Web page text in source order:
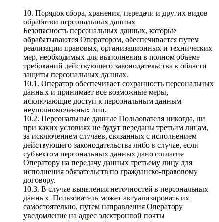
10. Порядок сбора, хранения, передачи и других видов
обработки персональных данных
Безопасность персональных данных, которые
обрабатываются Оператором, обеспечивается путем
реализации правовых, организационных и технических
мер, необходимых для выполнения в полном объеме
требований действующего законодательства в области
защиты персональных данных.
10.1. Оператор обеспечивает сохранность персональных
данных и принимает все возможные меры,
исключающие доступ к персональным данным
неуполномоченных лиц.
10.2. Персональные данные Пользователя никогда, ни
при каких условиях не будут переданы третьим лицам,
за исключением случаев, связанных с исполнением
действующего законодательства либо в случае, если
субъектом персональных данных дано согласие
Оператору на передачу данных третьему лицу для
исполнения обязательств по гражданско-правовому
договору.
10.3. В случае выявления неточностей в персональных
данных, Пользователь может актуализировать их
самостоятельно, путем направления Оператору
уведомление на адрес электронной почты